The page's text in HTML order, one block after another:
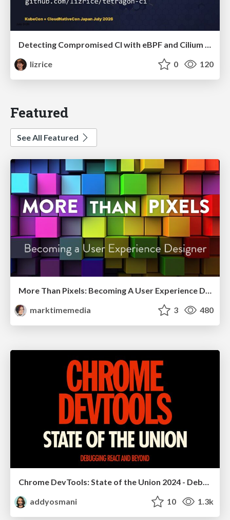
Detecting Compromised CI with eBPF and Cilium Tetragon
lizrice
0 120
Featured
See All Featured
More Than Pixels: Becoming A User Experience Designer
marktimemedia
3 480
Chrome DevTools: State of the Union 2024 - Debugging React & Beyond
addyosmani
10 1.3k